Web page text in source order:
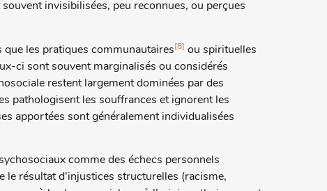
invisibilisées, peu reconnues, ou perçues
les pratiques communautaires[8] ou spirituelles
ci sont souvent marginalisés ou considérés
restent largement dominées par des
pathologisent les souffrances et ignorent les
apportées sont généralement individualisées
comme des échecs personnels
le résultat d’injustices structurelles (racisme,